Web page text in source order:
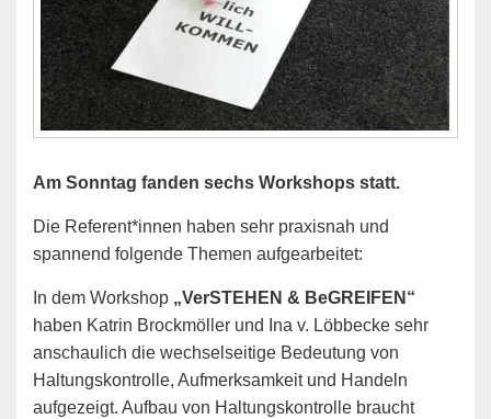
Am Sonntag fanden sechs Workshops statt.
Die Referent*innen haben sehr praxisnah und
spannend folgende Themen aufgearbeitet:
In dem Workshop „VerSTEHEN & BeGREIFEN“
haben Katrin Brockmöller und Ina v. Löbbecke sehr
anschaulich die wechselseitige Bedeutung von
Haltungskontrolle, Aufmerksamkeit und Handeln
aufgezeigt. Aufbau von Haltungskontrolle braucht